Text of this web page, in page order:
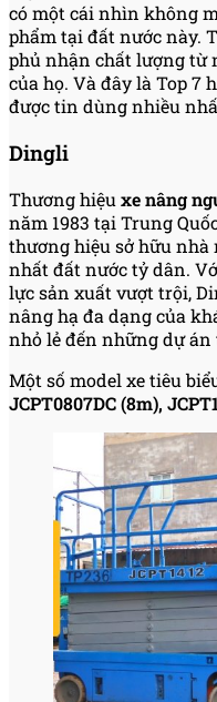
có một cái nhìn không
phẩm tại đất nước này.
phủ nhận chất lượng từ
của họ. Và đây là Top 7
được tin dùng nhiều
Dingli
Thương hiệu xe nâng
năm 1983 tại Trung
thương hiệu sở hữu nhà
nhất đất nước tỷ dân.
lực sản xuất vượt trội,
nâng hạ đa dạng của
nhỏ lẻ đến những dự án
Một số model xe tiêu
JCPT0807DC (8m),